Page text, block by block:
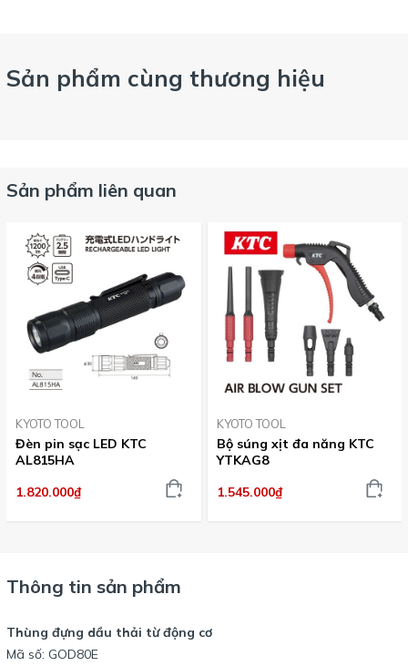
Sản phẩm cùng thương hiệu
Sản phẩm liên quan
KYOTO TOOL
Đèn pin sạc LED KTC
AL815HA
1.820.000₫
KYOTO TOOL
Bộ súng xịt đa năng KTC
YTKAG8
1.545.000₫
Thông tin sản phẩm
Thùng đựng dầu thải từ động cơ
Mã số: GOD80E